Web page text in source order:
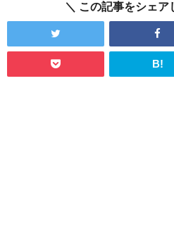
この記事をシェア
B!